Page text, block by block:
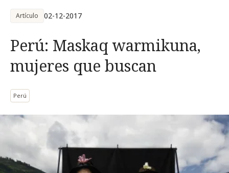
Artículo 02-12-2017
Perú: Maskaq warmikuna,
mujeres que buscan
Perú